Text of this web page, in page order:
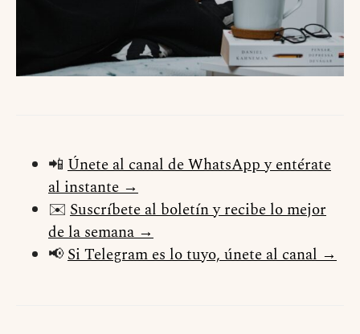
📲 Únete al canal de WhatsApp y entérate
al instante →
✉️ Suscríbete al boletín y recibe lo mejor
de la semana →
📢Si Telegram es lo tuyo, únete al canal →